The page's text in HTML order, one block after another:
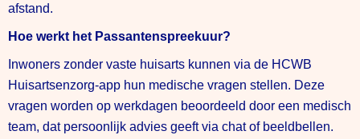
afstand.
Hoe werkt het Passantenspreekuur?
Inwoners zonder vaste huisarts kunnen via de HCWB
Huisartsenzorg-app hun medische vragen stellen. Deze
vragen worden op werkdagen beoordeeld door een medisch
team, dat persoonlijk advies geeft via chat of beeldbellen.